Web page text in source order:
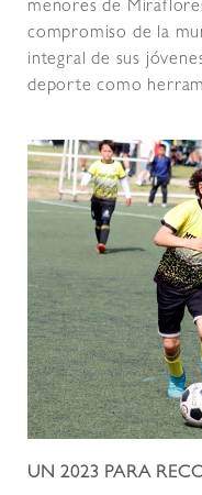
menores de
compromiso de la
integral de sus
deporte como
UN 2023 PARA